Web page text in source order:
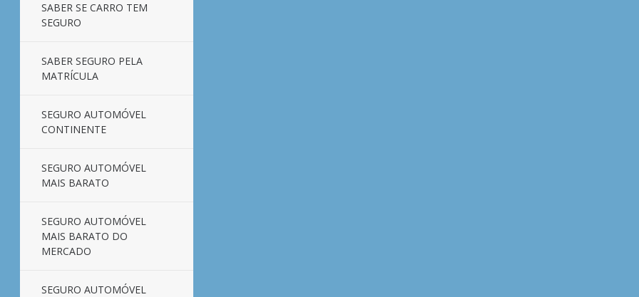
SABER SE CARRO TEM
SEGURO
SABER SEGURO PELA
MATRÍCULA
SEGURO AUTOMÓVEL
CONTINENTE
SEGURO AUTOMÓVEL
MAIS BARATO
SEGURO AUTOMÓVEL
MAIS BARATO DO
MERCADO
SEGURO AUTOMÓVEL